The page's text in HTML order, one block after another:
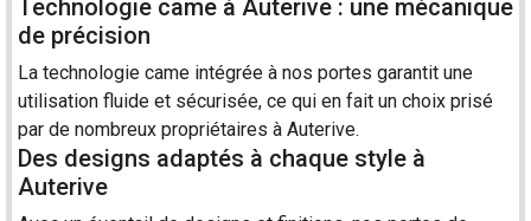
Technologie came à Auterive : une mécanique
de précision
La technologie came intégrée à nos portes garantit une
utilisation fluide et sécurisée, ce qui en fait un choix prisé
par de nombreux propriétaires à Auterive.
Des designs adaptés à chaque style à
Auterive